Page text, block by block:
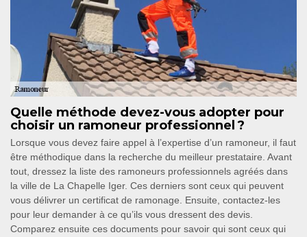
Quelle méthode devez-vous adopter pour
choisir un ramoneur professionnel ?
Lorsque vous devez faire appel à l’expertise d’un ramoneur, il faut
être méthodique dans la recherche du meilleur prestataire. Avant
tout, dressez la liste des ramoneurs professionnels agréés dans
la ville de La Chapelle Iger. Ces derniers sont ceux qui peuvent
vous délivrer un certificat de ramonage. Ensuite, contactez-les
pour leur demander à ce qu’ils vous dressent des devis.
Comparez ensuite ces documents pour savoir qui sont ceux qui